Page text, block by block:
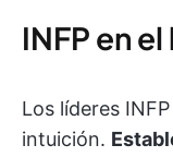
INFP en
Los líderes
intuición.